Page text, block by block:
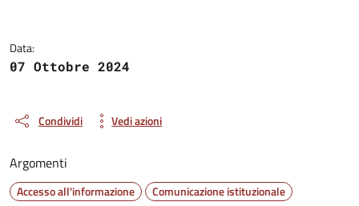
Data:
07 Ottobre 2024
Condividi Vedi azioni
Argomenti
Accesso all'informazione Comunicazione istituzionale